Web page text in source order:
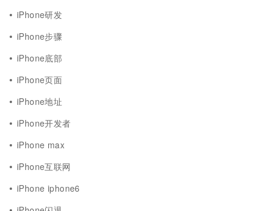
iPhone研发
iPhone步骤
iPhone底部
iPhone页面
iPhone地址
iPhone开发者
iPhone max
iPhone互联网
iPhone iphone6